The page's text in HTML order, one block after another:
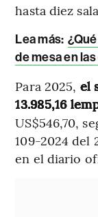
hasta diez
Lea más:
de mesa en
Para 2025, el
13.985,16
US$546,70,
109-2024 del
en el diario